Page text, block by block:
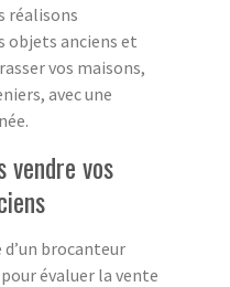
réalisons
objets anciens et
vos maisons,
avec une
vendre vos
brocanteur
évaluer la vente